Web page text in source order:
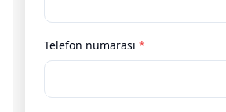
Telefon numarası *